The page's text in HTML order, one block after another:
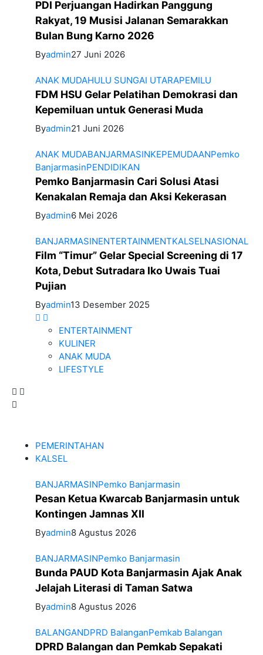
PDI Perjuangan Hadirkan Panggung
Rakyat, 19 Musisi Jalanan Semarakkan
Bulan Bung Karno 2026
Byadmin27 Juni 2026
ANAK MUDAHULU SUNGAI UTARAPEMILU
FDM HSU Gelar Pelatihan Demokrasi dan
Kepemiluan untuk Generasi Muda
Byadmin21 Juni 2026
ANAK MUDABANJARMASINKEPEMUDAANPemko
BanjarmasinPENDIDIKAN
Pemko Banjarmasin Cari Solusi Atasi
Kenakalan Remaja dan Aksi Kekerasan
Byadmin6 Mei 2026
BANJARMASINENTERTAINMENTKALSELNASIONAL
Film “Timur” Gelar Special Screening di 17
Kota, Debut Sutradara Iko Uwais Tuai
Pujian
Byadmin13 Desember 2025
ENTERTAINMENT
KULINER
ANAK MUDA
LIFESTYLE
PEMERINTAHAN
KALSEL
BANJARMASINPemko Banjarmasin
Pesan Ketua Kwarcab Banjarmasin untuk
Kontingen Jamnas XII
Byadmin8 Agustus 2026
BANJARMASINPemko Banjarmasin
Bunda PAUD Kota Banjarmasin Ajak Anak
Jelajah Literasi di Taman Satwa
Byadmin8 Agustus 2026
BALANGANDPRD BalanganPemkab Balangan
DPRD Balangan dan Pemkab Sepakati